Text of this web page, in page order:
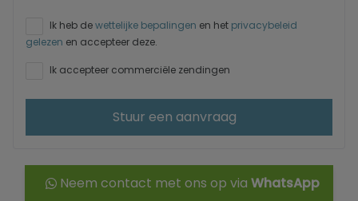
Ik heb dewettelijke bepalingen en het privacybeleid
gelezen en accepteer deze.
Ik accepteer commerciële zendingen
Stuur een aanvraag
Neem contact met ons op via WhatsApp